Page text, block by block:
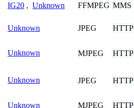
IG20 , Unknown FFMPEG MMS
Unknown JPEG HTTP
Unknown MJPEG HTTP
Unknown JPEG HTTP
Unknown MJPEG HTTP